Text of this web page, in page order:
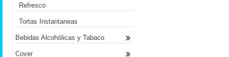
Refresco
Tortas Instantaneas
Bebidas Alcohólicas y Tabaco
Cover